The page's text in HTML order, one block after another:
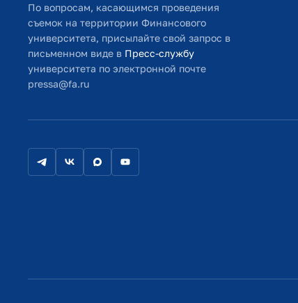
По вопросам, касающимся проведения
съемок на территории Финансового
университета, присылайте свой запрос в
письменном виде в Пресс-службу
университета по электронной почте
pressa@fa.ru